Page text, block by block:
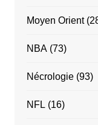
Moyen Orient
NBA(73)
Nécrologie(93)
NFL (16)